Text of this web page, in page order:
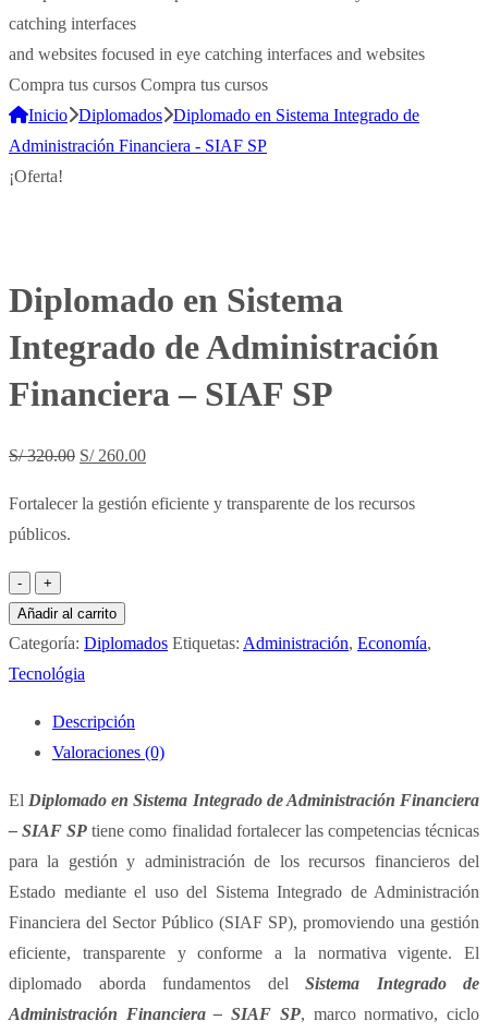
catching interfaces
and websites focused in eye catching interfaces and websites
Compra tus cursos Compra tus cursos
Inicio Diplomados Diplomado en Sistema Integrado de
Administración Financiera - SIAF SP
¡Oferta!
Diplomado en Sistema
Integrado de Administración
Financiera – SIAF SP
S/320.00 El
original
S/260.00El
actual
Fortalecer la gestión eficiente y transparente de los recursos
públicos.
Diplomado
en
Sistema
Integrado
Administración
Financiera
-
SIAF
SP
cantidad
Añadir al carrito
Categoría: Diplomados Etiquetas: Administración, Economía,
Tecnológia
Descripción
Valoraciones (0)
El Diplomado en Sistema Integrado de Administración Financiera
– SIAF SP tiene como finalidad fortalecer las competencias técnicas
para la gestión y administración de los recursos financieros del
Estado mediante el uso del Sistema Integrado de Administración
Financiera del Sector Público (SIAF SP), promoviendo una gestión
eficiente, transparente y conforme a la normativa vigente. El
diplomado aborda fundamentos del Sistema Integrado de
Administración Financiera – SIAF SP, marco normativo, ciclo